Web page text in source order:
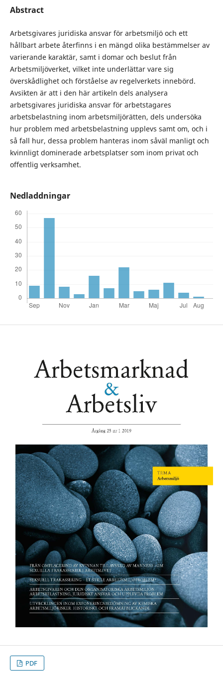
Abstract
Arbetsgivares juridiska ansvar för arbetsmiljö och ett
hållbart arbete återfinns i en mängd olika bestämmelser av
varierande karaktär, samt i domar och beslut från
Arbetsmiljöverket, vilket inte underlättar vare sig
överskådlighet och förståelse av regelverkets innebörd.
Avsikten är att i den här artikeln dels analysera
arbetsgivares juridiska ansvar för arbetstagares
arbetsbelastning inom arbetsmiljörätten, dels undersöka
hur problem med arbetsbelastning upplevs samt om, och i
så fall hur, dessa problem hanteras inom såväl manligt och
kvinnligt dominerade arbetsplatser som inom privat och
offentlig verksamhet.
Nedladdningar
PDF